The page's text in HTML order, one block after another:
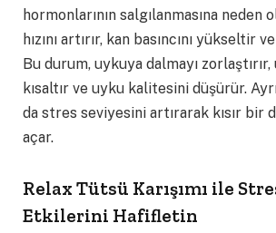
hormonlarının salgılanmasına neden
hızını artırır, kan basıncını yükseltir
Bu durum, uykuya dalmayı
kısaltır ve uyku kalitesini düşürür.
da stres seviyesini artırarak kısır bir
açar.
Relax Tütsü Karışımı ile
Etkilerini Hafifletin